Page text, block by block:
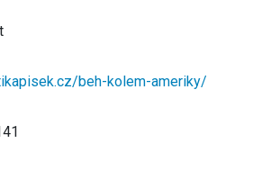
beh-kolem-ameriky/